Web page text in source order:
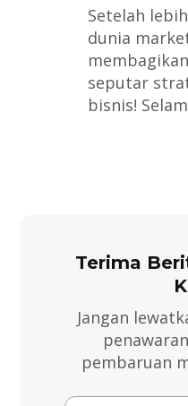
Setelah
dunia
seputar
bisnis!
Terima
Jangan
pembaruan